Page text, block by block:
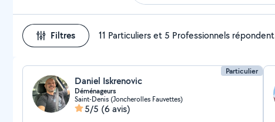
Filtres 11 Particuliers et 5 Professionnels répondent
Particulier
Daniel Iskrenovic
Déménageurs
Saint-Denis (Joncherolles Fauvettes)
5/5 (6 avis)